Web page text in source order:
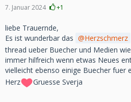
7. Januar 2024 +1
liebe Trauernde,
Es ist wunderbar das
Herzschmerz
thread ueber Buecher und Medien
immer hilfreich wenn etwas Neues
vielleicht ebenso einige Buecher fuer
Herz
Gruesse Sverja